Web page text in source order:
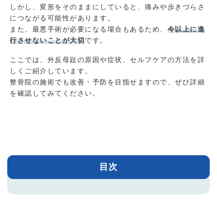
しかし、変形をそのままにしていると、痛みや歩きづらさ
につながる可能性があります。
また、最悪手術が必要になる場合もあるため、 今以上に進
行させないことが大切です。
ここでは、外反母趾の原因や症状、セルフケアの方法を詳
しくご紹介しています。
整骨院の施術でも改善・予防を目指せますので、ぜひ詳細
を確認してみてください。
目次